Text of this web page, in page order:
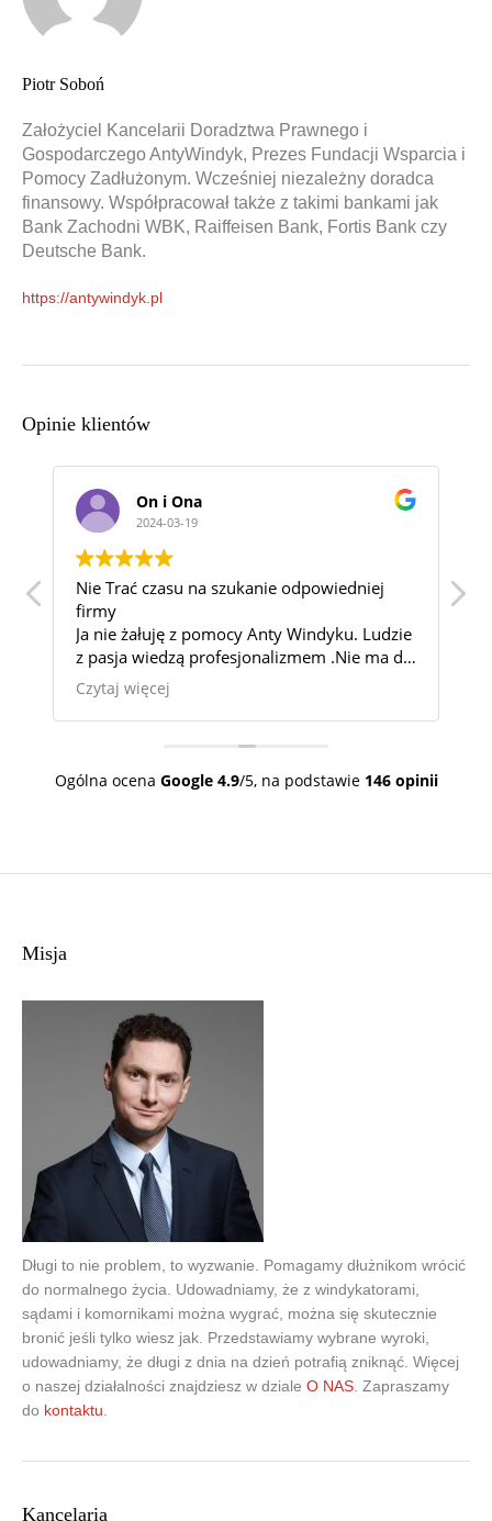
Piotr Soboń
Założyciel Kancelarii Doradztwa Prawnego i
Gospodarczego AntyWindyk, Prezes Fundacji Wsparcia i
Pomocy Zadłużonym. Wcześniej niezależny doradca
finansowy. Współpracował także z takimi bankami jak
Bank Zachodni WBK, Raiffeisen Bank, Fortis Bank czy
Deutsche Bank.
https://antywindyk.pl
Opinie klientów
na szukanie odpowiedniej
z pomocy Anty Windyku. Ludzie
profesjonalizmem .Nie ma dla
nie możliwych.
Katarzyna
Wspaniałą
miałam kontakt.
która wydawała się
powodowala u
okazaną cierpliwość.
całym sercem.
Ogólna ocena Google 4.9/5, na podstawie 146 opinii
Misja
Długi to nie problem, to wyzwanie. Pomagamy dłużnikom wrócić
do normalnego życia. Udowadniamy, że z windykatorami,
sądami i komornikami można wygrać, można się skutecznie
bronić jeśli tylko wiesz jak. Przedstawiamy wybrane wyroki,
udowadniamy, że długi z dnia na dzień potrafią zniknąć. Więcej
o naszej działalności znajdziesz w dziale O NAS . Zapraszamy
do kontaktu
Kancelaria